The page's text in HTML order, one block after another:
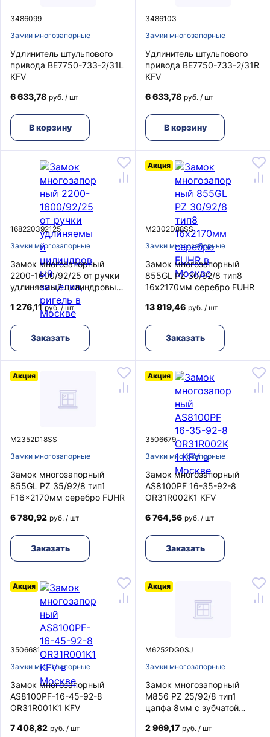
3486099
Замки многозапорные
Удлинитель штульпового
привода BE7750-733-2/31L
KFV
6 633,78 руб. / шт
В корзину
3486103
Замки многозапорные
Удлинитель штульпового
привода BE7750-733-2/31R
KFV
6 633,78 руб. / шт
В корзину
168220392125
Замки многозапорные
Замок многозапорный
2200-1600/92/25 от ручки
удлиняемый цилиндровый
защелка, ригель
1 276,11 руб. / шт
Заказать
M2302D88SS
Замки многозапорные
Акция
Замок многозапорный
855GL PZ 30/92/8 тип8
16х2170мм серебро FUHR
13 919,46 руб. / шт
Заказать
M2352D18SS
Замки многозапорные
Акция
Замок многозапорный
855GL PZ 35/92/8 тип1
F16x2170мм серебро FUHR
6 780,92 руб. / шт
Заказать
3506679
Замки многозапорные
Акция
Замок многозапорный
AS8100PF 16-35-92-8
OR31R002K1 KFV
6 764,56 руб. / шт
Заказать
3506681
Замки многозапорные
Акция
Замок многозапорный
AS8100PF-16-45-92-8
OR31R001K1 KFV
7 408,82 руб. / шт
M6252DG0SJ
Замки многозапорные
Акция
Замок многозапорный
M856 PZ 25/92/8 тип1
цапфа 8мм с зубчатой
2 969,17 руб. / шт